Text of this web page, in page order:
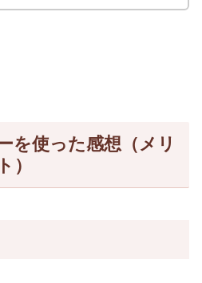
を使った感想（メリ
）